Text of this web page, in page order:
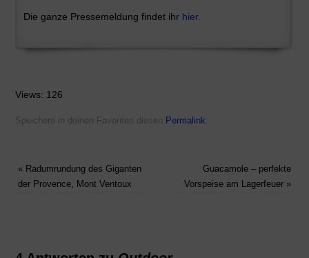
Die ganze Pressemeldung findet ihr hier.
Views: 126
Speichere in deinen Favoriten diesen Permalink
«Radumrundung des Giganten
der Provence, Mont Ventoux
Guacamole – perfekte
Vorspeise am Lagerfeuer »